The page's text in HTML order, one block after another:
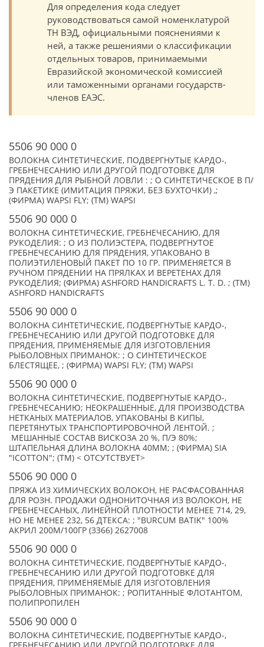
Для определения кода следует
руководствоваться самой номенклатурой
ТН ВЭД, официальными пояснениями к
ней, а также решениями о классификации
отдельных товаров, принимаемыми
Евразийской экономической комиссией
или таможенными органами государств-
членов ЕАЭС.
5506 90 000 0
ВОЛОКНА СИНТЕТИЧЕСКИЕ, ПОДВЕРГНУТЫЕ КАРДО-,
ГРЕБНЕЧЕСАНИЮ ИЛИ ДРУГОЙ ПОДГОТОВКЕ ДЛЯ
ПРЯДЕНИЯ ДЛЯ РЫБНОЙ ЛОВЛИ : ; О СИНТЕТИЧЕСКОЕ В П/
Э ПАКЕТИКЕ (ИМИТАЦИЯ ПРЯЖИ, БЕЗ БУХТОЧКИ) ,;
(ФИРМА) WAPSI FLY; (TM) WAPSI
5506 90 000 0
ВОЛОКНА СИНТЕТИЧЕСКИЕ, ГРЕБНЕЧЕСАНИЮ, ДЛЯ
РУКОДЕЛИЯ: ; О ИЗ ПОЛИЭСТЕРА, ПОДВЕРГНУТОЕ
ГРЕБНЕЧЕСАНИЮ ДЛЯ ПРЯДЕНИЯ, УПАКОВАНО В
ПОЛИЭТИЛЕНОВЫЙ ПАКЕТ ПО 10 ГР. ПРИМЕНЯЕТСЯ В
РУЧНОМ ПРЯДЕНИИ НА ПРЯЛКАХ И ВЕРЕТЕНАХ ДЛЯ
РУКОДЕЛИЯ; (ФИРМА) ASHFORD HANDICRAFTS L. T. D. ; (TM)
ASHFORD HANDICRAFTS
5506 90 000 0
ВОЛОКНА СИНТЕТИЧЕСКИЕ, ПОДВЕРГНУТЫЕ КАРДО-,
ГРЕБНЕЧЕСАНИЮ ИЛИ ДРУГОЙ ПОДГОТОВКЕ ДЛЯ
ПРЯДЕНИЯ, ПРИМЕНЯЕМЫЕ ДЛЯ ИЗГОТОВЛЕНИЯ
РЫБОЛОВНЫХ ПРИМАНОК: ; О СИНТЕТИЧЕСКОЕ
БЛЕСТЯЩЕЕ, ; (ФИРМА) WAPSI FLY; (TM) WAPSI
5506 90 000 0
ВОЛОКНА СИНТЕТИЧЕСКИЕ, ПОДВЕРГНУТЫЕ КАРДО-,
ГРЕБНЕЧЕСАНИЮ; НЕОКРАШЕННЫЕ, ДЛЯ ПРОИЗВОДСТВА
НЕТКАНЫХ МАТЕРИАЛОВ, УПАКОВАНЫ В КИПЫ,
ПЕРЕТЯНУТЫХ ТРАНСПОРТИРОВОЧНОЙ ЛЕНТОЙ. ;
МЕШАННЫЕ СОСТАВ ВИСКОЗА 20 %, П/Э 80%;
ШТАПЕЛЬНАЯ ДЛИНА ВОЛОКНА 40ММ; ; (ФИРМА) SIA
"ICOTTON"; (TM) < ОТСУТСТВУЕТ>
5506 90 000 0
ПРЯЖА ИЗ ХИМИЧЕСКИХ ВОЛОКОН, НЕ РАСФАСОВАННАЯ
ДЛЯ РОЗН. ПРОДАЖИ ОДНОНИТОЧНАЯ ИЗ ВОЛОКОН, НЕ
ГРЕБНЕЧЕСАНЫХ, ЛИНЕЙНОЙ ПЛОТНОСТИ МЕНЕЕ 714, 29,
НО НЕ МЕНЕЕ 232, 56 ДТЕКСА: ; "BURCUM BATIK" 100%
АКРИЛ 200М/100ГР (3366) 2627008
5506 90 000 0
ВОЛОКНА СИНТЕТИЧЕСКИЕ, ПОДВЕРГНУТЫЕ КАРДО-,
ГРЕБНЕЧЕСАНИЮ ИЛИ ДРУГОЙ ПОДГОТОВКЕ ДЛЯ
ПРЯДЕНИЯ, ПРИМЕНЯЕМЫЕ ДЛЯ ИЗГОТОВЛЕНИЯ
РЫБОЛОВНЫХ ПРИМАНОК: ; РОПИТАННЫЕ ФЛОТАНТОМ,
ПОЛИПРОПИЛЕН
5506 90 000 0
ВОЛОКНА СИНТЕТИЧЕСКИЕ, ПОДВЕРГНУТЫЕ КАРДО-,